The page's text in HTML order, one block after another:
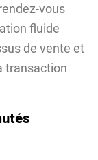
vous
fluide
de vente et
transaction